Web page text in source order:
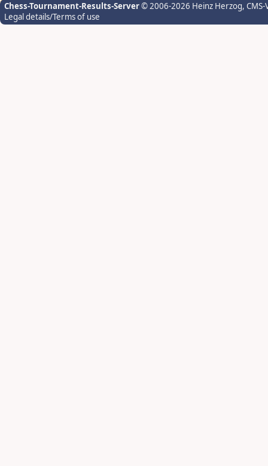
Chess-Tournament-Results-Server© 2006-2026 Heinz Herzog,
Legal details/Terms of use